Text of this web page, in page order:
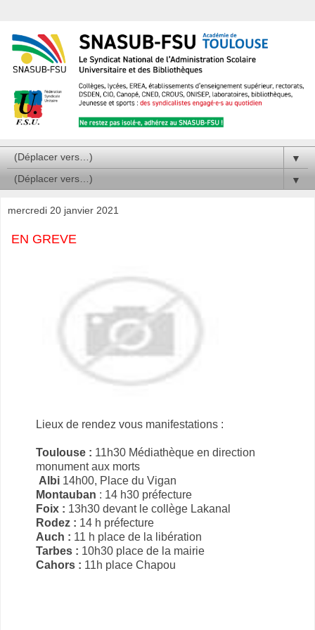
▼
▼
mercredi 20 janvier 2021
EN GREVE
Lieux de rendez vous manifestations :
Toulouse : 11h30 Médiathèque en direction
monument aux morts
Albi 14h00, Place du Vigan
Montauban : 14 h30 préfecture
Foix : 13h30 devant le collège Lakanal
Rodez : 14 h préfecture
Auch : 11 h place de la libération
Tarbes : 10h30 place de la mairie
Cahors : 11h place Chapou